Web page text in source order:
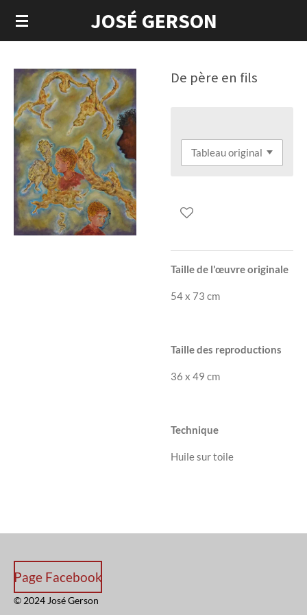
Passer
au
JOSÉ GERSON
De père en fils
Taille de l'œuvre originale
54 x 73 cm
Taille des reproductions
36 x 49 cm
Technique
Huile sur toile
Page Facebook
© 2024 José Gerson